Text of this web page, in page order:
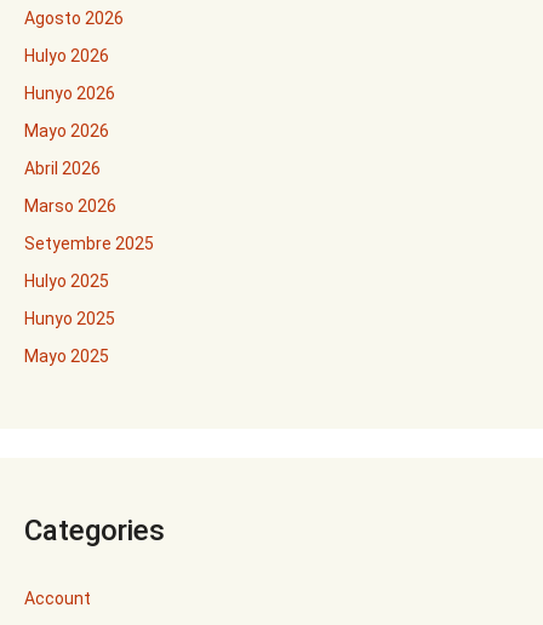
Agosto 2026
Hulyo 2026
Hunyo 2026
Mayo 2026
Abril 2026
Marso 2026
Setyembre 2025
Hulyo 2025
Hunyo 2025
Mayo 2025
Categories
Account